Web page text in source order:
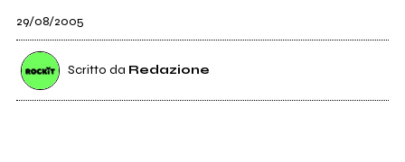
29/08/2005
Scritto da Redazione